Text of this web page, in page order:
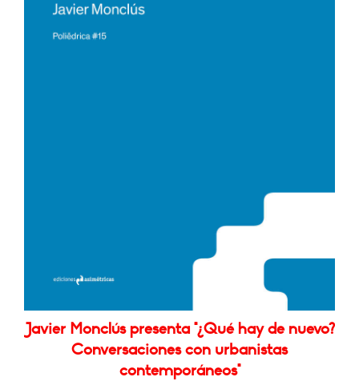
Javier Monclús presenta "¿Qué hay de nuevo?
Conversaciones con urbanistas
contemporáneos"